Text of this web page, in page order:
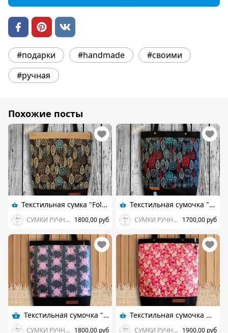
#подарки #handmade
#своими
#ручная
Похожие посты
Текстильная сумка "Foliage" (коричневая).
СУМКИ РУЧНОЙ РАБОТЫ Handmade 1800,00 руб
Текстильная сумочка "Foliage" (черная).
СУМКИ РУЧНОЙ РАБОТЫ Handmade 1700,00 руб
Текстильная сумочка "Flowers".
СУМКИ РУЧНОЙ РАБОТЫ Handmade 1800,00 руб
Текстильная сумочка шоппер "Птицы".
СУМКИ РУЧНОЙ РАБОТЫ Handmade 1900,00 руб